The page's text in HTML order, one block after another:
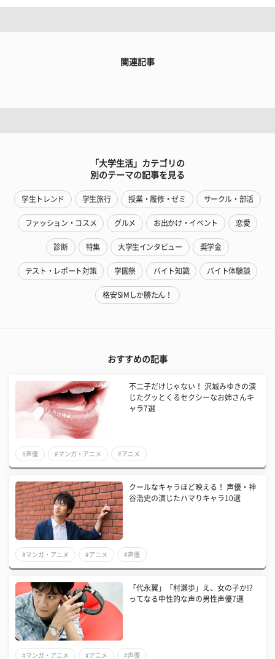
関連記事
「大学生活」カテゴリの
別のテーマの記事を見る
学生トレンド 学生旅行 授業・履修・ゼミ サークル・部活
ファッション・コスメ グルメ お出かけ・イベント 恋愛
診断 特集 大学生インタビュー 奨学金
テスト・レポート対策 学園祭 バイト知識 バイト体験談
格安SIMしか勝たん！
おすすめの記事
不二子だけじゃない！ 沢城みゆきの演
じたグッとくるセクシーなお姉さんキ
ャラ7選
#声優 #マンガ・アニメ #アニメ
クールなキャラほど映える！ 声優・神
谷浩史の演じたハマりキャラ10選
#マンガ・アニメ #アニメ #声優
「代永翼」「村瀬歩」え、女の子か!?
ってなる中性的な声の男性声優7選
#マンガ・アニメ #アニメ #声優